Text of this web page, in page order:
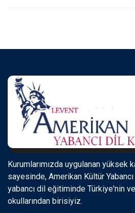
Kurumlarımızda uygulanan yüksek
sayesinde, Amerikan Kültür
yabancı dil eğitiminde Türkiye'nin ve
okullarından birisiyiz.